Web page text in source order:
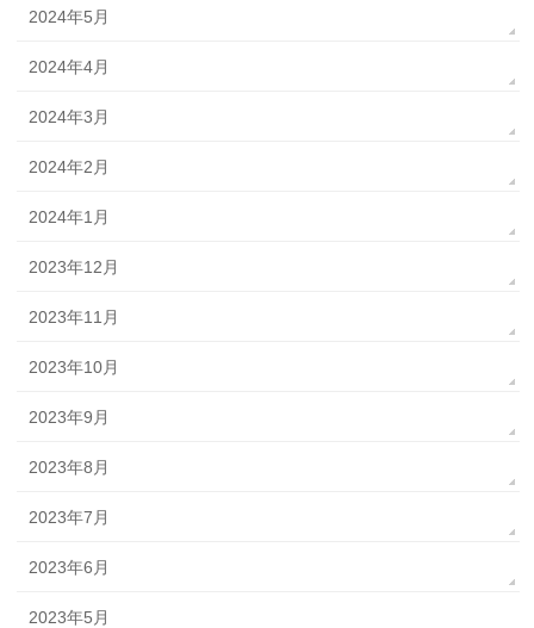
2024年5月
2024年4月
2024年3月
2024年2月
2024年1月
2023年12月
2023年11月
2023年10月
2023年9月
2023年8月
2023年7月
2023年6月
2023年5月